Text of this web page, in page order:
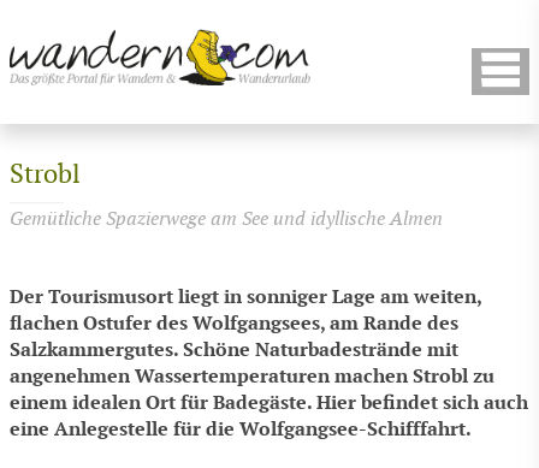
Strobl
Gemütliche Spazierwege am See und idyllische Almen
Der Tourismusort liegt in sonniger Lage am weiten,
flachen Ostufer des Wolfgangsees, am Rande des
Salzkammergutes. Schöne Naturbadestrände mit
angenehmen Wassertemperaturen machen Strobl zu
einem idealen Ort für Badegäste. Hier befindet sich auch
eine Anlegestelle für die Wolfgangsee-Schifffahrt.